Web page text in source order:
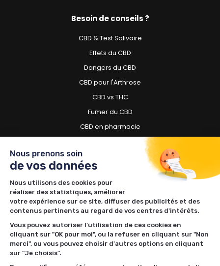
Besoin de conseils ?
CBD & Test Salivaire
Effets du CBD
Dangers du CBD
CBD pour l'Arthrose
CBD vs THC
Fumer du CBD
CBD en pharmacie
Besoin d'acheter du CBD ?
Boutiques CBD à Toulouse
Boutiques CBD à Lille
Boutiques CBD à Nantes
Boutiques CBD à Rennes
Boutiques CBD à Bordeaux
Nous prenons soin
de vos données
Nous utilisons des cookies pour
réaliser des statistiques, améliorer
votre expérience sur ce site, diffuser des publicités et des
contenus pertinents au regard de vos centres d'intérêts.
Vous pouvez autoriser l'utilisation de ces cookies en
cliquant sur "OK pour moi", ou la refuser en cliquant sur "Non
merci", ou vous pouvez choisir d'autres options en cliquant
sur "Je choisis".